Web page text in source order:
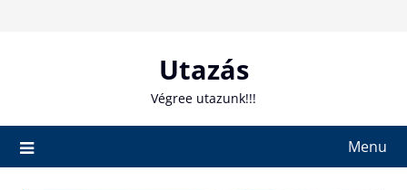
Utazás
Végree utazunk!!!
Menu